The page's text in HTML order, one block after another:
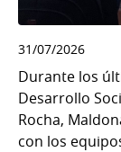
31/07/2026
Durante los
Desarrollo
Rocha,
con los